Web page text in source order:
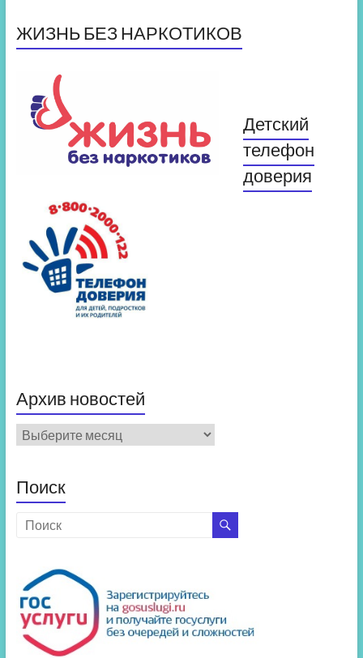
ЖИЗНЬ БЕЗ НАРКОТИКОВ
Детский
телефон
доверия
Архив новостей
Архив
новостей
Поиск